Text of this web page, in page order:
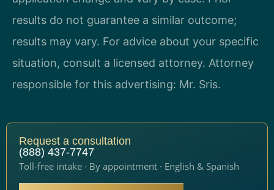
results do not guarantee a similar outcome;
results may vary. For advice about your specific
situation, consult a licensed attorney. Attorney
responsible for this advertising: Mr. Sris.
Request a consultation
(888) 437-7747
Toll-free intake · By appointment · English & Spanish